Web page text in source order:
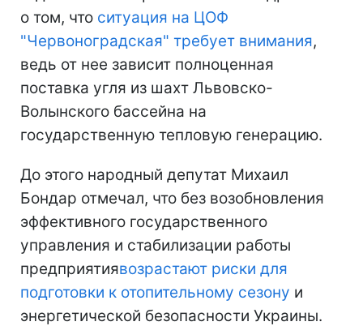
о том, что ситуация на ЦОФ
"Червоноградская" требует внимания,
ведь от нее зависит полноценная
поставка угля из шахт Львовско-
Волынского бассейна на
государственную тепловую генерацию.
До этого народный депутат Михаил
Бондар отмечал, что без возобновления
эффективного государственного
управления и стабилизации работы
предприятиявозрастают риски для
подготовки к отопительному сезону и
энергетической безопасности Украины.